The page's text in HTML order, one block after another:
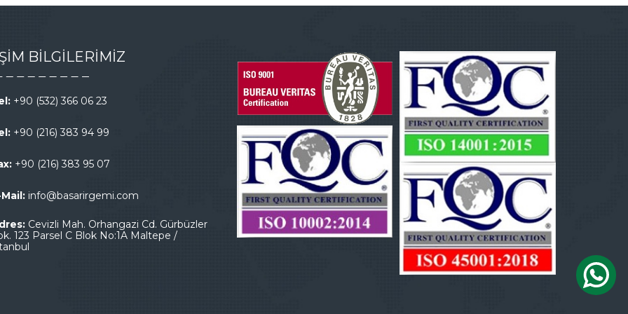
BİLGİLERİMİZ
+90 (532) 366 06 23
+90 (216) 383 94 99
+90 (216) 383 95 07
Mail:info@basarirgemi.com
Cevizli Mah. Orhangazi Cd. Gürbüzler
123 Parsel C Blok No:1A Maltepe /